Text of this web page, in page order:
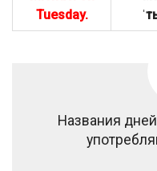
Tuesday.
Названия